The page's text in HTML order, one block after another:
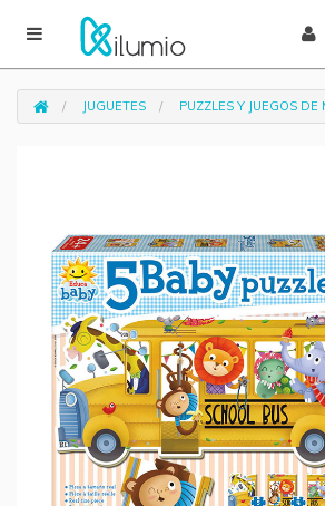
JUGUETES PUZZLES Y JUEGOS DE